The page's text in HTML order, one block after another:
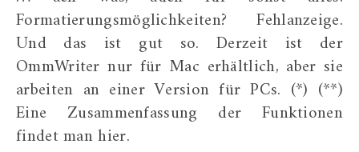
Formatierungsmöglichkeiten? Fehlanzeige.
Und das ist gut so. Derzeit ist der
OmmWriter nur für Mac erhältlich, aber sie
arbeiten an einer Version für PCs. (*) (**)
Eine Zusammenfassung der Funktionen
findet man hier.